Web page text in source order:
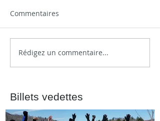
Commentaires
Rédigez un commentaire...
Billets vedettes